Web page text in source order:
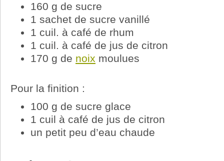
160 g de sucre
1 sachet de sucre vanillé
1 cuil. à café de rhum
1 cuil. à café de jus de citron
170 g de noix moulues
Pour la finition :
100 g de sucre glace
1 cuil à café de jus de citron
un petit peu d’eau chaude